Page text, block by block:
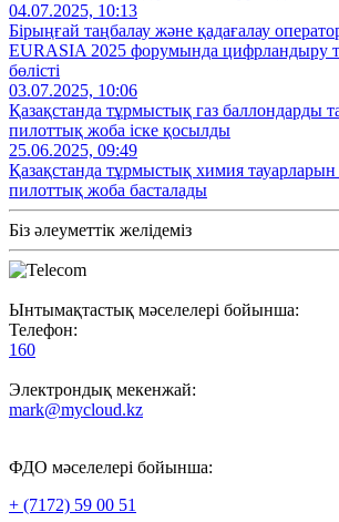
04.07.2025, 10:13
Бірыңғай таңбалау және қадағалау
EURASIA 2025 форумында цифрландыру
бөлісті
03.07.2025, 10:06
Қазақстанда тұрмыстық газ баллондарды
пилоттық жоба іске қосылды
25.06.2025, 09:49
Қазақстанда тұрмыстық химия
пилоттық жоба басталады
Біз әлеуметтік желідеміз
Ынтымақтастық мәселелері бойынша:
Телефон:
160
Электрондық мекенжай:
mark@mycloud.kz
ФДО мәселелері бойынша:
+ (7172) 59 00 51